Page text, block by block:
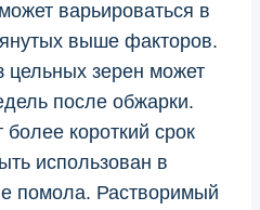
варьироваться в
выше факторов.
цельных зерен может
после обжарки.
короткий срок
использован в
помола. Растворимый